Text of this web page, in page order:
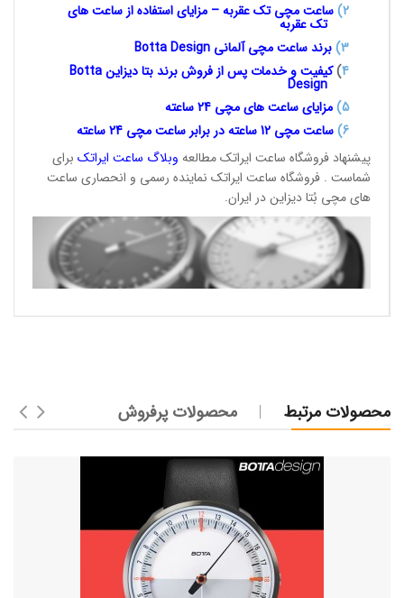
2) ساعت مچی تک عقربه – مزایای استفاده از ساعت های
تک عقربه
3
)برند ساعت مچی آلمانی Botta Design
4
)کیفیت و خدمات پس از فروش برند بتا دیزاینBotta
Design
5) مزایای ساعت های مچی 24
ساعته
6) ساعت مچی 12 ساعته در برابر ساعت
مچی 24 ساعته
پیشنهاد فروشگاه ساعت ایراتک مطالعه وبلاگ ساعت ایراتک برای
شماست . فروشگاه ساعت ایراتک نماینده رسمی و انحصاری ساعت
های مچی بُتا دیزاین در ایران.
محصولات مرتبط محصولات پرفروش